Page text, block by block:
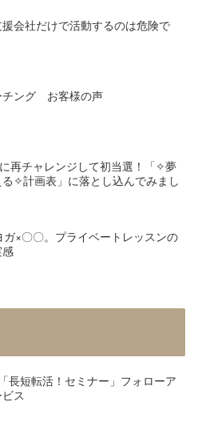
会社だけで活動するのは危険で
チング お客様の声
再チャレンジして初当選！「✧夢
✧計画表」に落とし込んでみまし
ガ×〇〇。プライベートレッスンの
感
長短転活！セミナー」フォローア
ス